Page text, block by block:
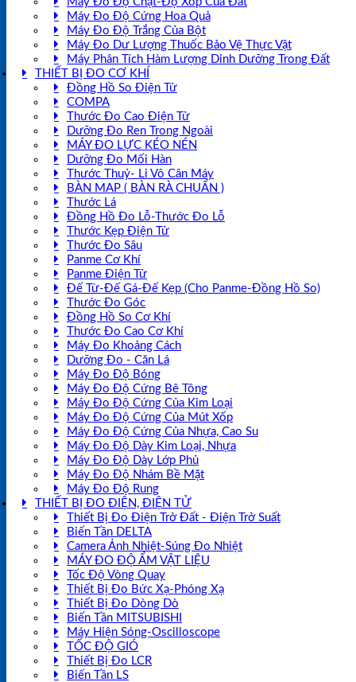
Máy Đo Độ Cứng Hoa Quả
Máy Đo Độ Trắng Của Bột
Máy Đo Dư Lượng Thuốc Bảo Vệ Thực Vật
Máy Phân Tích Hàm Lượng Dinh Dưỡng Trong Đất
THIẾT BỊ ĐO CƠ KHÍ
Đồng Hồ So Điện Tử
COMPA
Thước Đo Cao Điện Tử
Dưỡng Đo Ren Trong Ngoài
MÁY ĐO LỰC KÉO NÉN
Dưỡng Đo Mối Hàn
Thước Thuỷ- Li Vô Cân Máy
BÀN MAP ( BÀN RÀ CHUẨN )
Thước Lá
Đồng Hồ Đo Lỗ-Thước Đo Lỗ
Thước Kẹp Điện Tử
Thước Đo Sâu
Panme Cơ Khí
Panme Điện Tử
Đế Từ-Đế Gá-Đế Kẹp (Cho Panme-Đồng Hồ So)
Thước Đo Góc
Đồng Hồ So Cơ Khí
Thước Đo Cao Cơ Khí
Máy Đo Khoảng Cách
Dưỡng Đo - Căn Lá
Máy Đo Độ Bóng
Máy Đo Độ Cứng Bê Tông
Máy Đo Độ Cứng Của Kim Loại
Máy Đo Độ Cứng Của Mút Xốp
Máy Đo Độ Cứng Của Nhựa, Cao Su
Máy Đo Độ Dày Kim Loại, Nhựa
Máy Đo Độ Dày Lớp Phủ
Máy Đo Độ Nhám Bề Mặt
Máy Đo Độ Rung
THIẾT BỊ ĐO ĐIỆN, ĐIỆN TỬ
Thiết Bị Đo Điện Trở Đất - Điện Trở Suất
Biến Tần DELTA
Camera Ảnh Nhiệt-Súng Đo Nhiệt
MÁY ĐO ĐỘ ẨM VẬT LIỆU
Tốc Độ Vòng Quay
Thiết Bị Đo Bức Xạ-Phóng Xạ
Thiết Bị Đo Dòng Dò
Biến Tần MITSUBISHI
Máy Hiện Sóng-Oscilloscope
TỐC ĐỘ GIÓ
Thiết Bị Đo LCR
Biến Tần LS